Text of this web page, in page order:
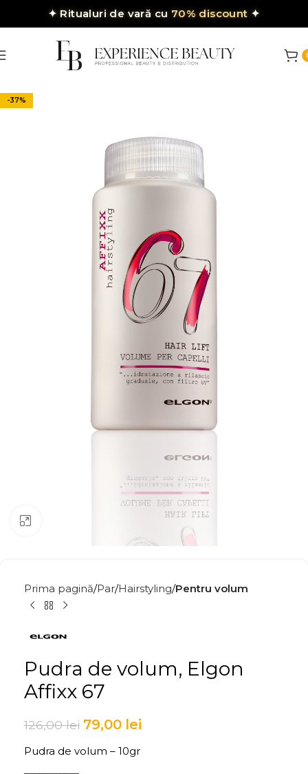
✦ Ritualuri de vară cu 70% discount ✦
-37%
Prima pagină Par Hairstyling Pentru volum
Pudra de volum, Elgon
Affixx 67
126,00lei 79,00 lei
Pudra de volum – 10gr